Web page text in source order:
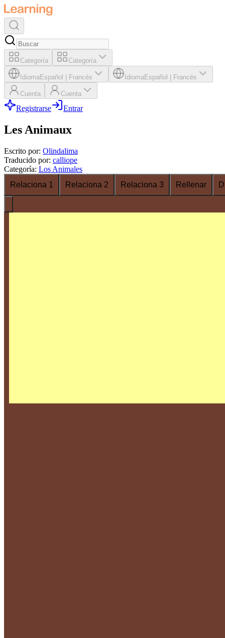
Categoría Categoría
IdiomaEspañol Francés IdiomaEspañol Francés
Cuenta Cuenta
Registrarse Entrar
Les Animaux
Escrito por: Olindalima
Traducido por: calliope
Categoría: Los Animales
Relaciona 1
Relaciona 2 Relaciona 3 Rellenar